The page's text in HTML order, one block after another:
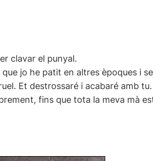
clavar el punyal.
jo he patit en altres èpoques i
Et destrossaré i acabaré amb tu.
fins que tota la meva mà